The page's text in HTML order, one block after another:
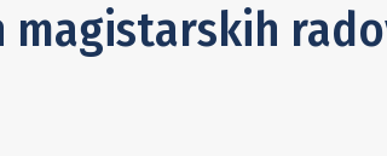
magistarskih